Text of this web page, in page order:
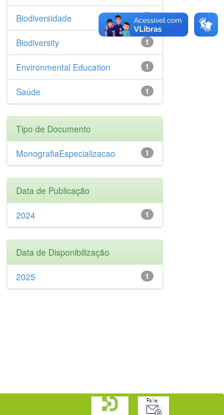
1
Biodiversidade
1
Biodiversity
1
Environmental Education
1
Saúde
Tipo de Documento
1
MonografiaEspecializacao
Data de Publicação
1
2024
Data de Disponibilização
1
2025